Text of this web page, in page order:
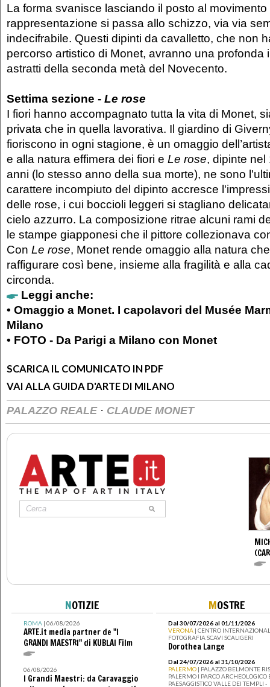
La forma svanisce lasciando il posto al
rappresentazione si passa allo schizzo, via via
indecifrabile. Questi dipinti da cavalletto, che non
percorso artistico di Monet, avranno una profonda
astratti della seconda metà del Novecento.
Settima sezione - Le rose
I fiori hanno accompagnato tutta la vita di Monet,
privata che in quella lavorativa. Il giardino di
fioriscono in ogni stagione, è un omaggio
e alla natura effimera dei fiori e Le rose, dipinte
anni (lo stesso anno della sua morte), ne sono
carattere incompiuto del dipinto accresce
delle rose, i cui boccioli leggeri si stagliano
cielo azzurro. La composizione ritrae alcuni rami
le stampe giapponesi che il pittore collezionava
Con Le rose, Monet rende omaggio alla natura
raffigurare così bene, insieme alla fragilità e alla
circonda.
Leggi anche:
• Omaggio a Monet. I capolavori del Musée
Milano
• FOTO - Da Parigi a Milano con Monet
SCARICA IL COMUNICATO IN PDF
VAI ALLA GUIDA D'ARTE DI MILANO
PALAZZO REALE · CLAUDE MONET
NOTIZIE
ROMA| 06/08/2026
ARTE.it media partner de "I
GRANDI MAESTRI" di KUBLAI Film
06/08/2026
I Grandi Maestri: da Caravaggio
MOSTRE
Dal 30/07/2026 al 01/11/2026
VERONA | CENTRO
FOTOGRAFIA SCAVI SCALIGERI
Dorothea Lange
Dal 24/07/2026 al 31/10/2026
PALERMO | PALAZZO BELMONTE
PALERMO I PARCO ARCHEOLOGICO
PAESAGGISTICO VALLE DEI TEMPLI -